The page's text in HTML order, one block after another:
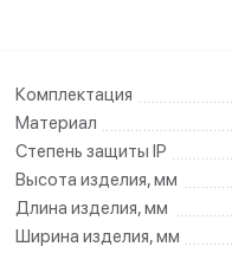
Комплектация
Материал
Степень защиты IP
Высота изделия, мм
Длина изделия, мм
Ширина изделия, мм